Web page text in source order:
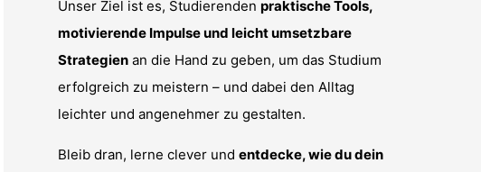
Unser Ziel ist es, Studierenden praktische Tools,
motivierende Impulse und leicht umsetzbare
Strategien an die Hand zu geben, um das Studium
erfolgreich zu meistern – und dabei den Alltag
leichter und angenehmer zu gestalten.
Bleib dran, lerne clever und entdecke, wie du dein